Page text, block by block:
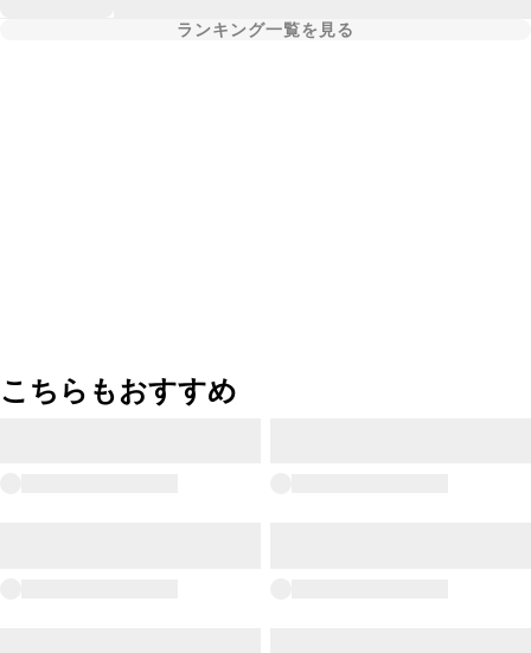
ランキング一覧を見る
こちらもおすすめ